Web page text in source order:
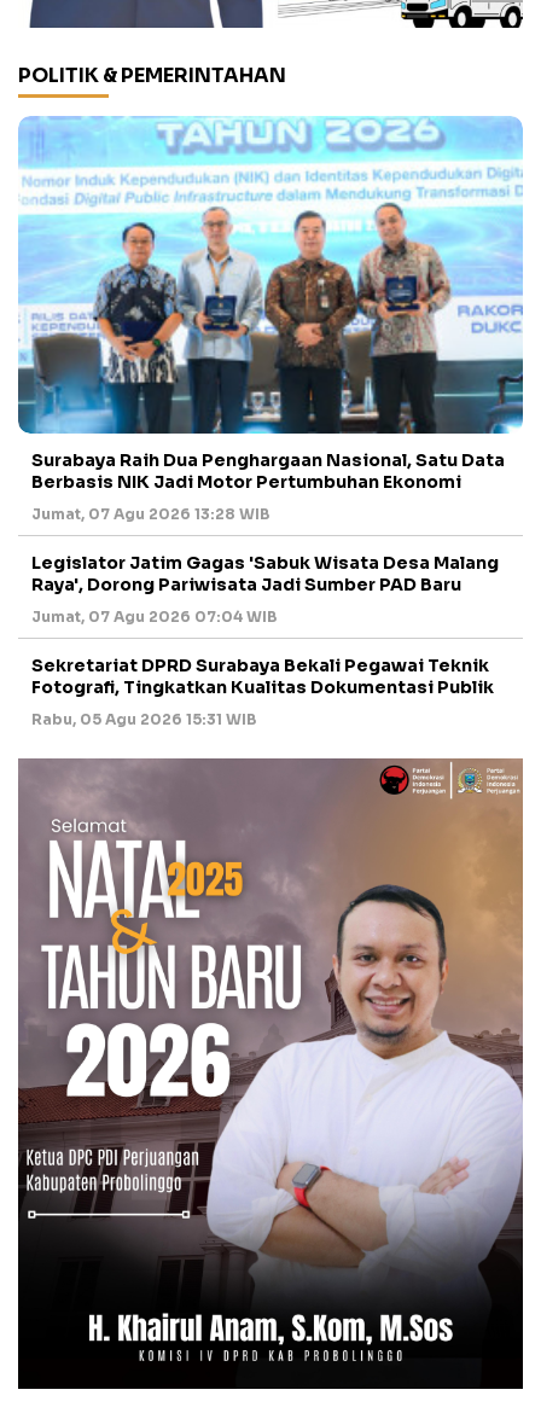
POLITIK & PEMERINTAHAN
Surabaya Raih Dua Penghargaan Nasional, Satu Data
Berbasis NIK Jadi Motor Pertumbuhan Ekonomi
Jumat, 07 Agu 2026 13:28 WIB
Legislator Jatim Gagas 'Sabuk Wisata Desa Malang
Raya', Dorong Pariwisata Jadi Sumber PAD Baru
Jumat, 07 Agu 2026 07:04 WIB
Sekretariat DPRD Surabaya Bekali Pegawai Teknik
Fotografi, Tingkatkan Kualitas Dokumentasi Publik
Rabu, 05 Agu 2026 15:31 WIB